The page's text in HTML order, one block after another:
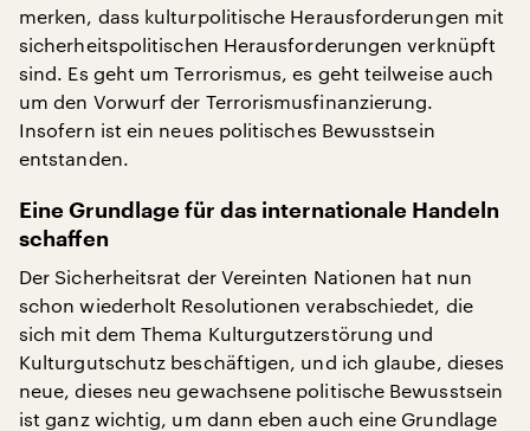
merken, dass kulturpolitische Herausforderungen mit
sicherheitspolitischen Herausforderungen verknüpft
sind. Es geht um Terrorismus, es geht teilweise auch
um den Vorwurf der Terrorismusfinanzierung.
Insofern ist ein neues politisches Bewusstsein
entstanden.
Eine Grundlage für das internationale Handeln
schaffen
Der Sicherheitsrat der Vereinten Nationen hat nun
schon wiederholt Resolutionen verabschiedet, die
sich mit dem Thema Kulturgutzerstörung und
Kulturgutschutz beschäftigen, und ich glaube, dieses
neue, dieses neu gewachsene politische Bewusstsein
ist ganz wichtig, um dann eben auch eine Grundlage